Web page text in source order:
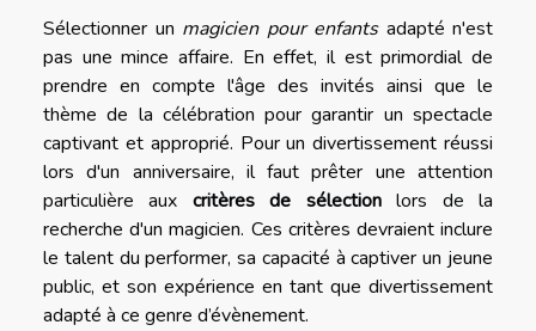
Sélectionner un magicien pour enfantsadapté n'est
pas une mince affaire. En effet, il est primordial de
prendre en compte l'âge des invités ainsi que le
thème de la célébration pour garantir un spectacle
captivant et approprié. Pour un divertissement réussi
lors d'un anniversaire, il faut prêter une attention
particulière aux critères de sélectionlors de la
recherche d'un magicien. Ces critères devraient inclure
le talent du performer, sa capacité à captiver un jeune
public, et son expérience en tant que divertissement
adapté à ce genre d’évènement.